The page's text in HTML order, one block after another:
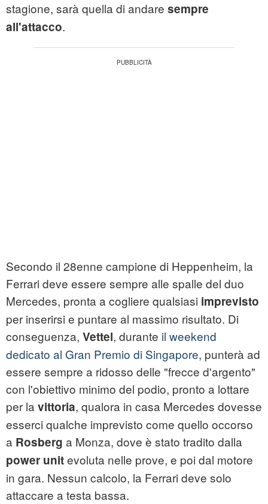
stagione, sarà quella di andare sempre
all'attacco.
Secondo il 28enne campione di Heppenheim, la
Ferrari deve essere sempre alle spalle del duo
Mercedes, pronta a cogliere qualsiasi imprevisto
per inserirsi e puntare al massimo risultato. Di
conseguenza, Vettel, durante il weekend
dedicato al Gran Premio di Singapore, punterà ad
essere sempre a ridosso delle "frecce d'argento"
con l'obiettivo minimo del podio, pronto a lottare
per la vittoria, qualora in casa Mercedes dovesse
esserci qualche imprevisto come quello occorso
a Rosberg a Monza, dove è stato tradito dalla
power unitevoluta nelle prove, e poi dal motore
in gara. Nessun calcolo, la Ferrari deve solo
attaccare a testa bassa.